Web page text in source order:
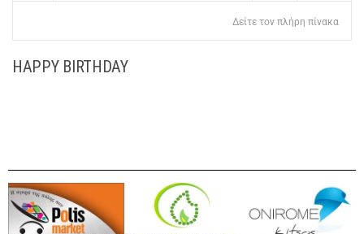
Δείτε τον πλήρη πίνακα
HAPPY BIRTHDAY